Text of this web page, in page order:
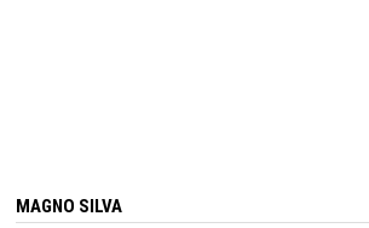
MAGNO SILVA